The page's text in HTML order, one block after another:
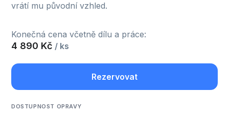
vrátí mu původní vzhled.
Konečná cena včetně dílu a práce:
4 890 Kč / ks
Rezervovat
DOSTUPNOST OPRAVY